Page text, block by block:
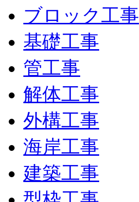
ブロック工事
基礎工事
管工事
解体工事
外構工事
海岸工事
建築工事